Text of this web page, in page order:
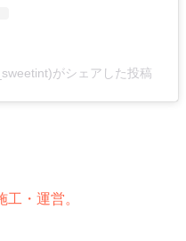
がシェアした投稿
・運営。